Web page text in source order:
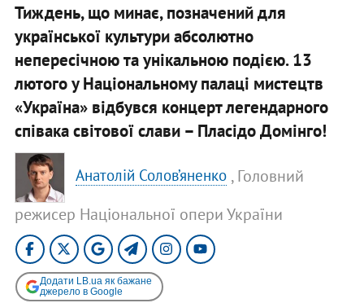
Тиждень, що минає, позначений для
української культури абсолютно
непересічною та унікальною подією. 13
лютого у Національному палаці мистецтв
«Україна» відбувся концерт легендарного
співака світової слави – Пласідо Домінго!
Анатолій Солов’яненко , Головний
режисер Національної опери України
Додати LB.ua як бажане
джерело в Google